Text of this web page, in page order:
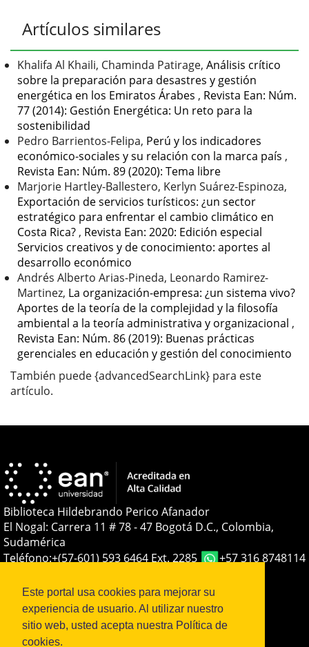
Este portal usa cookies para mejorar su
experiencia de usuario. Al utilizar nuestro
sitio web, usted acepta nuestra Política de
cookies.
Detalles
del
artículo
Artículos similares
Khalifa Al Khaili, Chaminda Patirage, Análisis crítico
sobre la preparación para desastres y gestión
energética en los Emiratos Árabes , Revista Ean: Núm.
77 (2014): Gestión Energética: Un reto para la
sostenibilidad
Pedro Barrientos-Felipa, Perú y los indicadores
económico-sociales y su relación con la marca país ,
Revista Ean: Núm. 89 (2020): Tema libre
Marjorie Hartley-Ballestero, Kerlyn Suárez-Espinoza,
Exportación de servicios turísticos: ¿un sector
estratégico para enfrentar el cambio climático en
Costa Rica? , Revista Ean: 2020: Edición especial
Servicios creativos y de conocimiento: aportes al
desarrollo económico
Andrés Alberto Arias-Pineda, Leonardo Ramirez-
Martinez, La organización-empresa: ¿un sistema vivo?
Aportes de la teoría de la complejidad y la filosofía
ambiental a la teoría administrativa y organizacional ,
Revista Ean: Núm. 86 (2019): Buenas prácticas
gerenciales en educación y gestión del conocimiento
También puede {advancedSearchLink} para este
artículo.
Biblioteca Hildebrando Perico Afanador
El Nogal: Carrera 11 # 78 - 47 Bogotá D.C., Colombia,
Sudamérica
Teléfono:+(57-601) 593 6464 Ext. 2285
+57 316 8748114
biblioteca@universidadean.edu.co
Sistema OJS - Metabiblioteca |